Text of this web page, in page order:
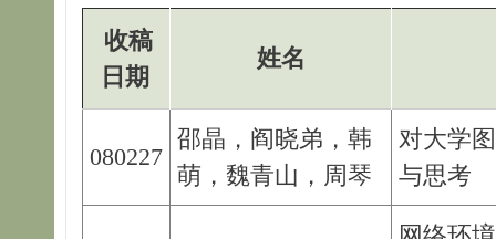
收稿
日期
姓名
080227
邵晶，阎晓弟，韩
萌，魏青山，周琴
对大学
与思考